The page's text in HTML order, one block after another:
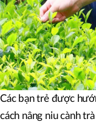
Các bạn trẻ được
cách nâng niu cành